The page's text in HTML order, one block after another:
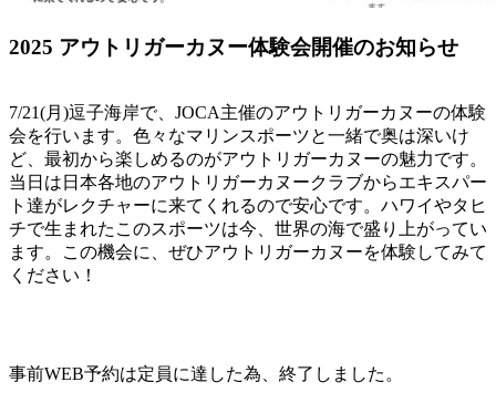
2025 アウトリガーカヌー体験会開催のお知らせ
7/21(月)逗子海岸で、JOCA主催のアウトリガーカヌーの体験
会を行います。色々なマリンスポーツと一緒で奥は深いけ
ど、最初から楽しめるのがアウトリガーカヌーの魅力です。
当日は日本各地のアウトリガーカヌークラブからエキスパー
ト達がレクチャーに来てくれるので安心です。ハワイやタヒ
チで生まれたこのスポーツは今、世界の海で盛り上がってい
ます。この機会に、ぜひアウトリガーカヌーを体験してみて
ください！
事前WEB予約は定員に達した為、終了しました。